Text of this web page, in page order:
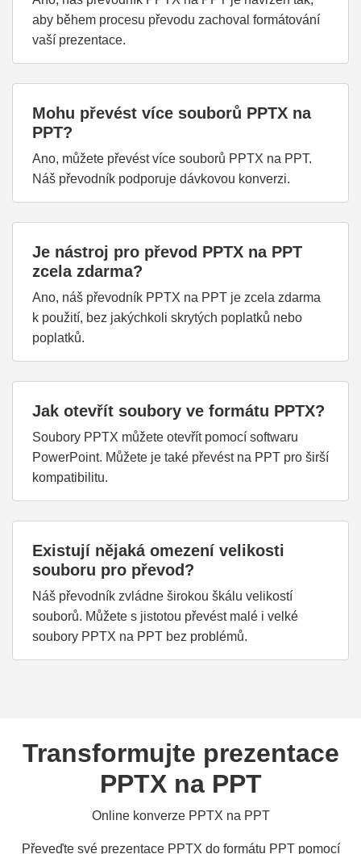
aby během procesu převodu zachoval formátování
vaší prezentace.
Mohu převést více souborů PPTX na
PPT?
Ano, můžete převést více souborů PPTX na PPT.
Náš převodník podporuje dávkovou konverzi.
Je nástroj pro převod PPTX na PPT
zcela zdarma?
Ano, náš převodník PPTX na PPT je zcela zdarma
k použití, bez jakýchkoli skrytých poplatků nebo
poplatků.
Jak otevřít soubory ve formátu PPTX?
Soubory PPTX můžete otevřít pomocí softwaru
PowerPoint. Můžete je také převést na PPT pro širší
kompatibilitu.
Existují nějaká omezení velikosti
souboru pro převod?
Náš převodník zvládne širokou škálu velikostí
souborů. Můžete s jistotou převést malé i velké
soubory PPTX na PPT bez problémů.
Transformujte prezentace
PPTX na PPT
Online konverze PPTX na PPT
Převeďte své prezentace PPTX do formátu PPT pomocí